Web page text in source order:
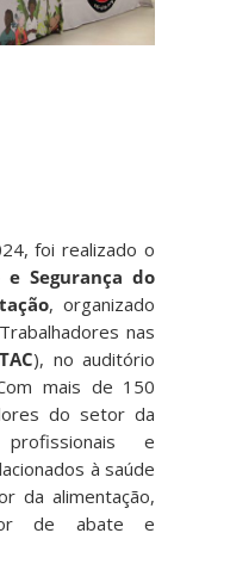
foi realizado o
Segurança do
, organizado
nas
), no auditório
mais de 150
do setor da
profissionais e
à saúde
da alimentação,
de abate e